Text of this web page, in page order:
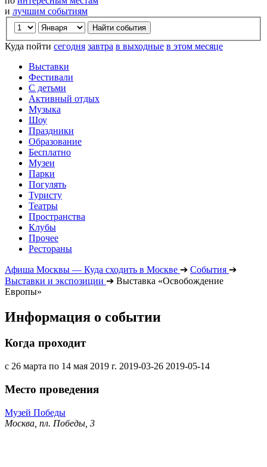
и лучшим событиям
Куда пойти сегодня завтра в выходные в этом месяце
Выставки
Фестивали
С детьми
Активный отдых
Музыка
Шоу
Праздники
Образование
Бесплатно
Музеи
Парки
Погулять
Туристу
Театры
Пространства
Клубы
Прочее
Рестораны
Афиша Москвы — Куда сходить в Москве ➔ События ➔
Выставки и экспозиции ➔ Выставка «Освобождение
Европы»
Информация о событии
Когда проходит
с 26 марта по 14 мая 2019 г. 2019-03-26 2019-05-14
Место проведения
Музей Победы
Москва, пл. Победы, 3